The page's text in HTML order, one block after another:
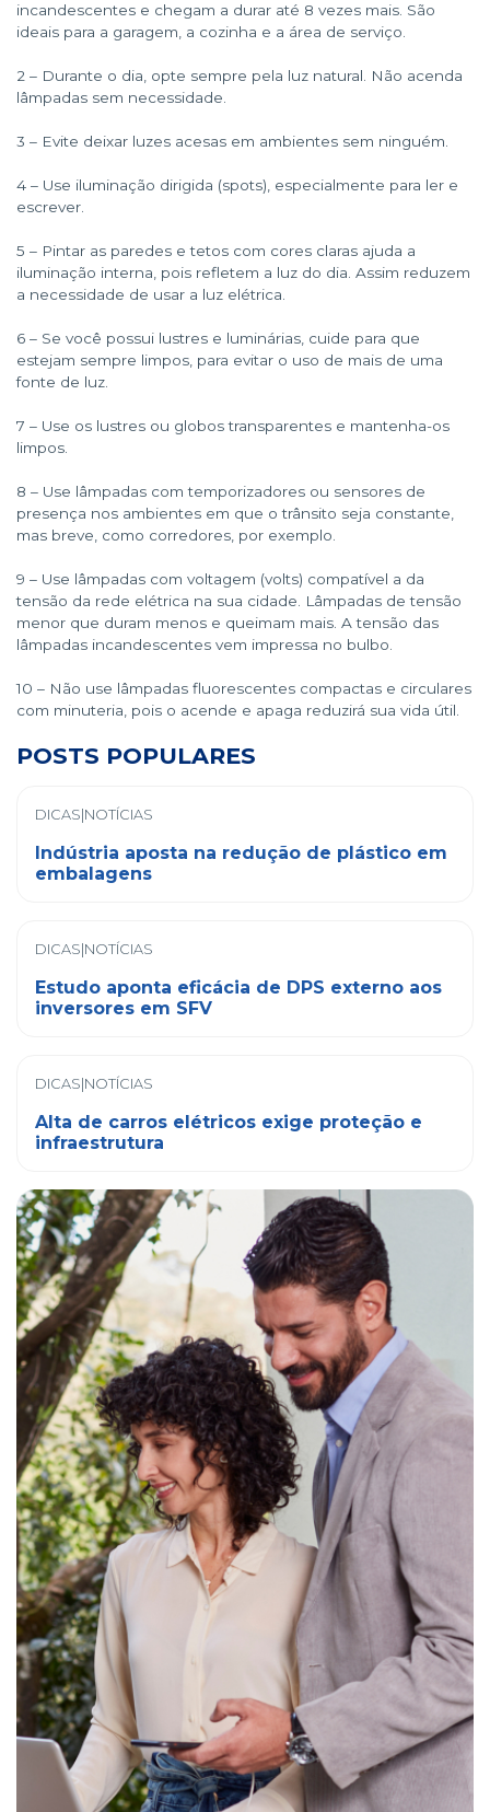
incandescentes e chegam a durar até 8 vezes mais. São
ideais para a garagem, a cozinha e a área de serviço.
2 – Durante o dia, opte sempre pela luz natural. Não acenda
lâmpadas sem necessidade.
3 – Evite deixar luzes acesas em ambientes sem ninguém.
4 – Use iluminação dirigida (spots), especialmente para ler e
escrever.
5 – Pintar as paredes e tetos com cores claras ajuda a
iluminação interna, pois refletem a luz do dia. Assim reduzem
a necessidade de usar a luz elétrica.
6 – Se você possui lustres e luminárias, cuide para que
estejam sempre limpos, para evitar o uso de mais de uma
fonte de luz.
7 – Use os lustres ou globos transparentes e mantenha-os
limpos.
8 – Use lâmpadas com temporizadores ou sensores de
presença nos ambientes em que o trânsito seja constante,
mas breve, como corredores, por exemplo.
9 – Use lâmpadas com voltagem (volts) compatível a da
tensão da rede elétrica na sua cidade. Lâmpadas de tensão
menor que duram menos e queimam mais. A tensão das
lâmpadas incandescentes vem impressa no bulbo.
10 – Não use lâmpadas fluorescentes compactas e circulares
com minuteria, pois o acende e apaga reduzirá sua vida útil.
POSTS POPULARES
DICAS|NOTÍCIAS
Indústria aposta na redução de plástico em
embalagens
DICAS|NOTÍCIAS
Estudo aponta eficácia de DPS externo aos
inversores em SFV
DICAS|NOTÍCIAS
Alta de carros elétricos exige proteção e
infraestrutura